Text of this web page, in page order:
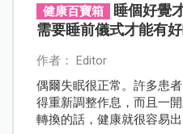
健康百寶箱
睡個好覺
需要睡前儀式才能有
作者： Editor
偶爾失眠很正常。許多患
得重新調整作息，而且一
轉換的話，健康就很容易